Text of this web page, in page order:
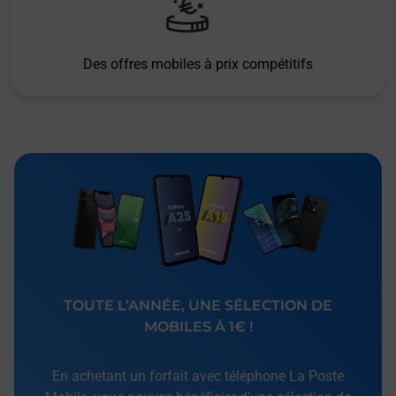
Des offres mobiles à prix compétitifs
TOUTE L’ANNÉE, UNE SÉLECTION DE
MOBILES À 1€ !
En achetant un forfait avec téléphone La Poste